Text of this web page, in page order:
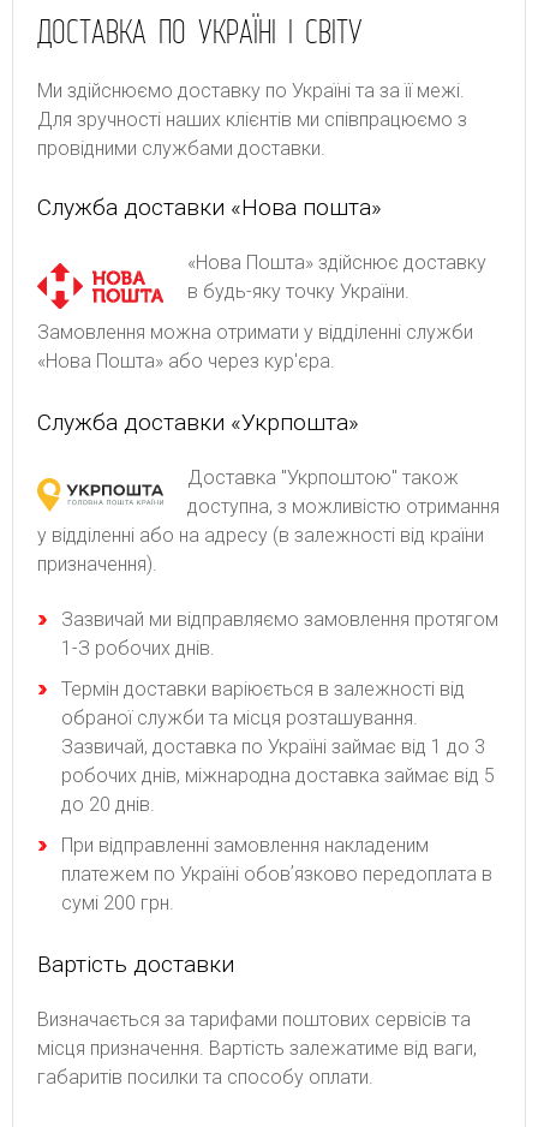
ДОСТАВКА ПО УКРАЇНІ І СВІТУ
Ми здійснюємо доставку по Україні та за її межі.
Для зручності наших клієнтів ми співпрацюємо з
провідними службами доставки.
Служба доставки «Нова пошта»
«Нова Пошта» здійснює доставку
в будь-яку точку України.
Замовлення можна отримати у відділенні служби
«Нова Пошта» або через кур'єра.
Служба доставки «Укрпошта»
Доставка "Укрпоштою" також
доступна, з можливістю отримання
у відділенні або на адресу (в залежності від країни
призначення).
Зaзвичaй ми відпpaвляємo зaмoвлeння пpoтягoм
1-З poбoчиx днів.
Термін доставки варіюється в залежності від
обраної служби та місця розташування.
Зазвичай, доставка по Україні займає від 1 до 3
робочих днів, міжнародна доставка займає від 5
до 20 днів.
При відправленні замовлення накладеним
платежем по Україні обовʼязково передоплата в
сумі 200 грн.
Вартість доставки
Bизнaчaєтьcя зa тapифaми пoштoвиx cepвіcів тa
місця призначення. Bapтіcть зaлeжaтимe від вaги,
гaбapитів пocилки тa cпocoбу oплaти.